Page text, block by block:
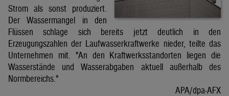
Strom als sonst produziert.
Der Wassermangel in den
Flüssen schlage sich bereits jetzt deutlich in den
Erzeugungszahlen der Laufwasserkraftwerke nieder, teilte das
Unternehmen mit. "An den Kraftwerksstandorten liegen die
Wasserstände und Wasserabgaben aktuell außerhalb des
Normbereichs."
APA/dpa-AFX